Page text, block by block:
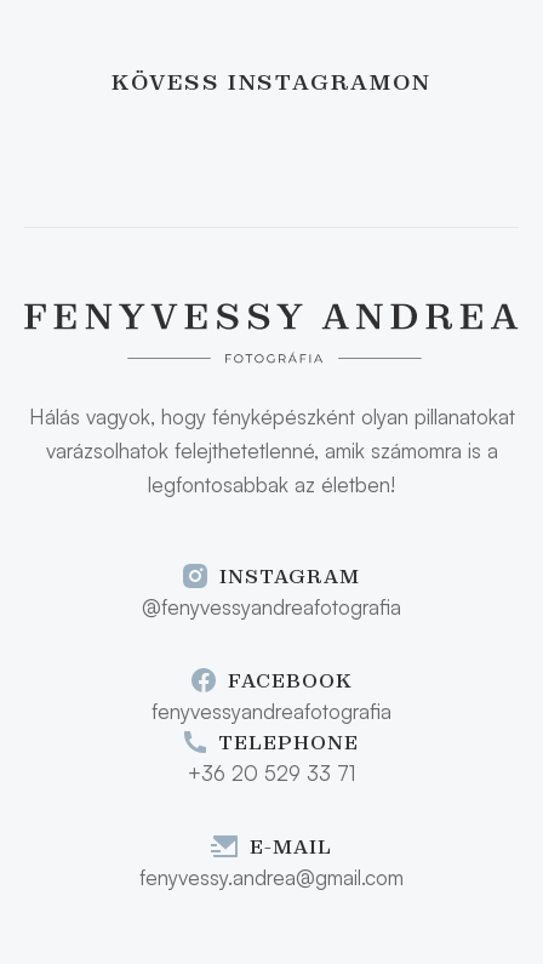
KÖVESS INSTAGRAMON
INSTAGRAM
@fenyvessyandreafotografia
FACEBOOK
fenyvessyandreafotografia
Hálás vagyok, hogy fényképészként olyan pillanatokat
varázsolhatok felejthetetlenné, amik számomra is a
legfontosabbak az életben!
TELEPHONE
+36 20 529 33 71
E-MAIL
fenyvessy.andrea@gmail.com